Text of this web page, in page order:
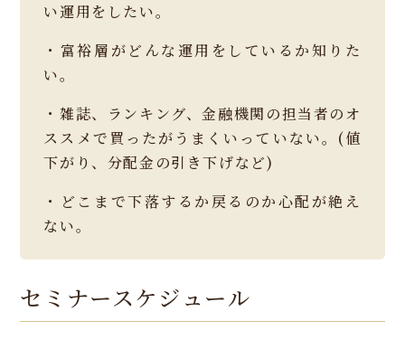
い運用をしたい。
・富裕層がどんな運用をしているか知りた
い。
・雑誌、ランキング、金融機関の担当者のオ
ススメで買ったがうまくいっていない。(値
下がり、分配金の引き下げなど)
・どこまで下落するか戻るのか心配が絶え
ない。
セミナースケジュール